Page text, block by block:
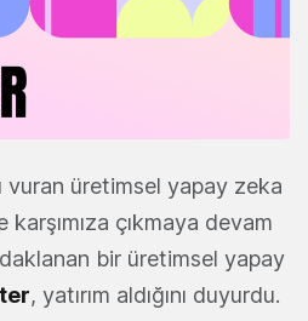
vuran üretimsel yapay zeka
karşımıza çıkmaya devam
bir üretimsel yapay
, yatırım aldığını duyurdu.